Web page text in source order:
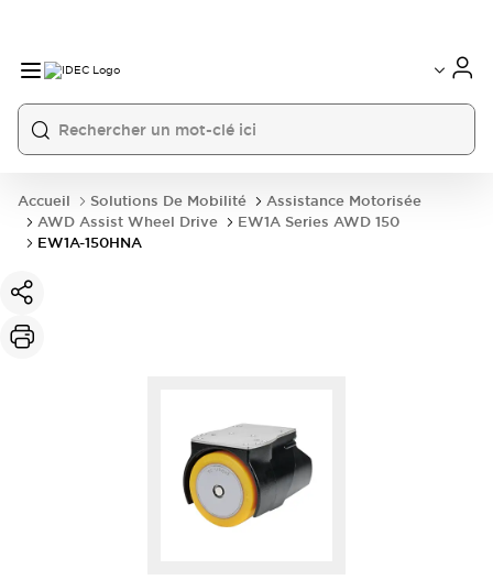
Accueil Solutions De Mobilité
Assistance Motorisée
AWD Assist Wheel Drive
EW1A Series AWD 150
EW1A-150HNA